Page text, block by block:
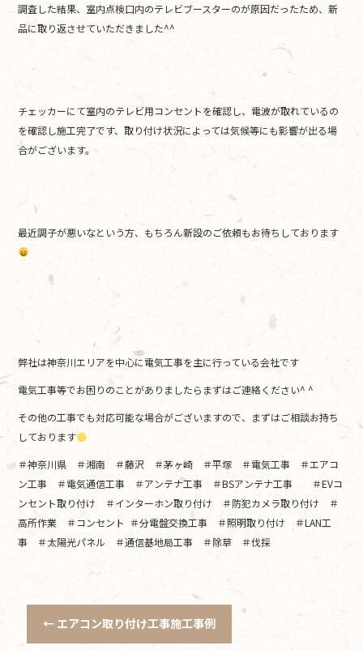
調査した結果、室内点検口内のテレビブースターのが原因だったため、新
品に取り返させていただきました^^
チェッカーにて室内のテレビ用コンセントを確認し、電波が取れているの
を確認し施工完了です、取り付け状況によっては気候等にも影響が出る場
合がございます。
最近調子が悪いなという方、もちろん新設のご依頼もお待ちしております
弊社は神奈川エリアを中心に電気工事を主に行っている会社です
電気工事等でお困りのことがありましたらまずはご連絡ください^ ^
その他の工事でも対応可能な場合がございますので、まずはご相談お持ち
しております
＃神奈川県 ＃湘南 ＃藤沢 ＃茅ヶ崎 ＃平塚 ＃電気工事 ＃エアコ
ン工事 ＃電気通信工事 ＃アンテナ工事 ＃BSアンテナ工事 ＃EVコ
ンセント取り付け ＃インターホン取り付け ＃防犯カメラ取り付け ＃
高所作業 ＃コンセント ＃分電盤交換工事 ＃照明取り付け ＃LAN工
事 ＃太陽光パネル ＃通信基地局工事 ＃除草 ＃伐採
← エアコン取り付け工事施工事例